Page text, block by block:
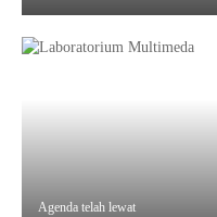
Agenda telah lewat